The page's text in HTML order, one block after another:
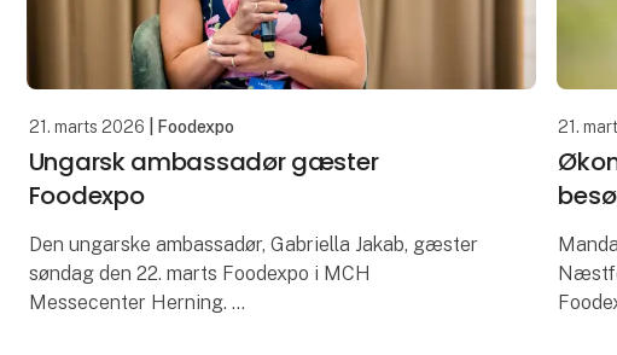
21. marts 2026 | Foodexpo
Ungarsk ambassadør gæster
Foodexpo
Den ungarske ambassadør, Gabriella Jakab, gæster
søndag den 22. marts Foodexpo i MCH
Messecenter Herning.
21.